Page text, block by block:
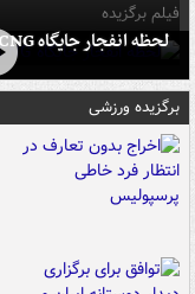
فیلم برگزیده
لحظه انفجار جایگاه CNG "صحنه" در دوربین مداربسته
برگزیده ورزشی